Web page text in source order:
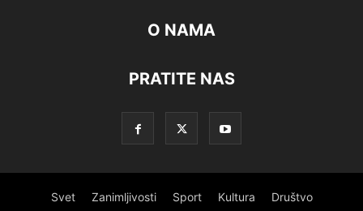
O NAMA
PRATITE NAS
Svet Zanimljivosti Sport Kultura Društvo